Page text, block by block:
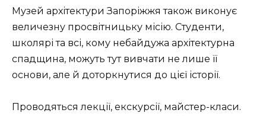
Музей архітектури Запоріжжя також виконує
величезну просвітницьку місію. Студенти,
школярі та всі, кому небайдужа архітектурна
спадщина, можуть тут вивчати не лише її
основи, але й доторкнутися до цієї історії.
Проводяться лекції, екскурсії, майстер-класи.